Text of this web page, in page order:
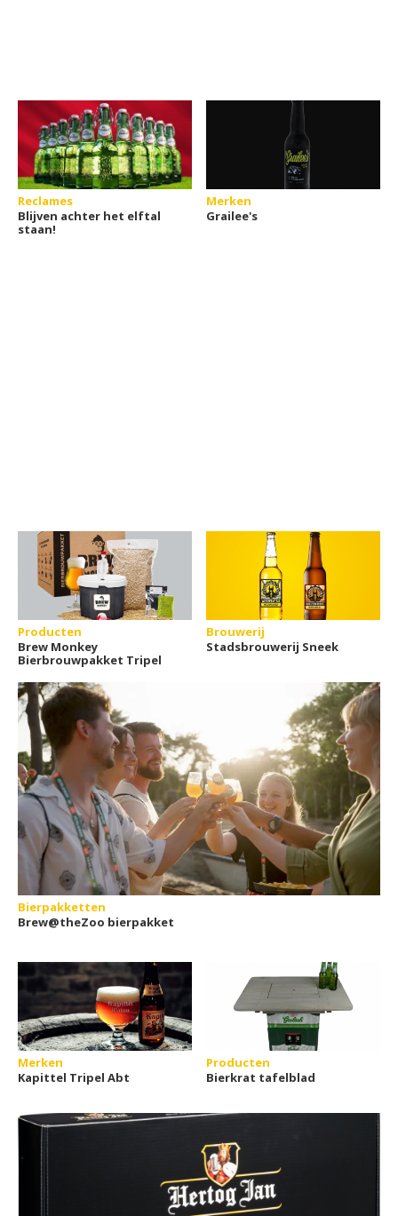
Reclames
Blijven achter het elftal
staan!
Merken
Grailee's
Producten
Brew Monkey
Bierbrouwpakket Tripel
Brouwerij
Stadsbrouwerij Sneek
Bierpakketten
Brew@theZoo bierpakket
Merken
Kapittel Tripel Abt
Producten
Bierkrat tafelblad